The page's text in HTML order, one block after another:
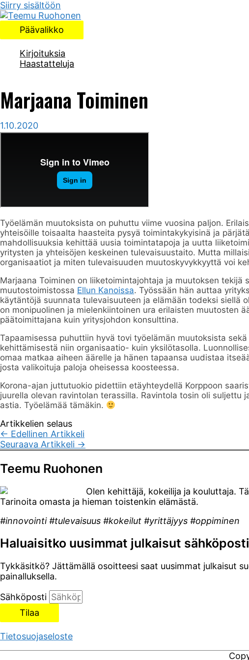
Siirry sisältöön
Päävalikko
Kirjoituksia
Haastatteluja
Marjaana Toiminen
1.10.2020
Työelämän muutoksista on puhuttu viime vuosina paljon.
yhteisöille toisaalta haasteita pysyä toimintakykyisinä ja
mahdollisuuksia kehittää uusia toimintatapoja ja uutta
yritysten ja yhteisöjen keskeinen tulevaisuustaito. Mutta
organisaatiot ja miten tulevaisuuden muutoskyvykkyyttä voi
Marjaana Toiminen on liiketoimintajohtaja ja muutoksen tekijä
muutostoimistossa Ellun Kanoissa. Työssään hän auttaa
käytäntöjä suunnata tulevaisuuteen ja elämään todeksi siellä
on monipuolinen ja mielenkiintoinen ura erilaisten muutosten
päätoimittajana kuin yritysjohdon konsulttina.
Tapaamisessa puhuttiin hyvä tovi työelämän muutoksista
kehittämisestä niin organisaatio- kuin yksilötasolla.
omaa matkaa aiheen äärelle ja hänen tapaansa uudistaa
josta valikoituja paloja oheisessa koosteessa.
Korona-ajan juttutuokio pidettiin etäyhteydellä Korppoon
juurella olevan ravintolan terassilla. Ravintola tosin oli suljettu
astia. Työelämää tämäkin.
Artikkelien selaus
← Edellinen Artikkeli
Seuraava Artikkeli →
Teemu Ruohonen
Olen kehittäjä, kokeilija ja kouluttaja.
Tarinoita omasta ja hieman toistenkin elämästä.
#innovointi #tulevaisuus #kokeilut #yrittäjyys #oppiminen
Haluaisitko uusimmat julkaisut
Tykkäsitkö? Jättämällä osoitteesi saat uusimmat julkaisut
painalluksella.
Sähköposti
Tilaa
Tietosuojaseloste